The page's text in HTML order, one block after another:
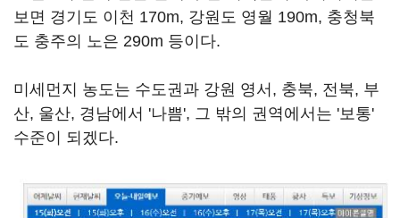
보면 경기도 이천 170m, 강원도 영월 190m, 충청북
도 충주의 노은 290m 등이다.
미세먼지 농도는 수도권과 강원 영서, 충북, 전북, 부
산, 울산, 경남에서 '나쁨', 그 밖의 권역에서는 '보통'
수준이 되겠다.